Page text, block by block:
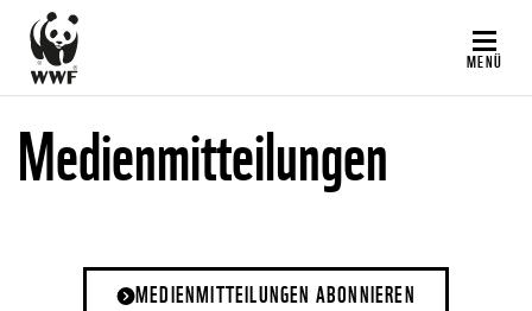
Direkt
zum
Inhalt
MENÜ
Medienmitteilungen
MEDIENMITTEILUNGEN ABONNIEREN